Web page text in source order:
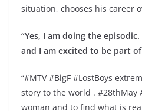
situation, chooses his career
“Yes, I am doing the
and I am excited to be part
“#MTV #BigF #LostBoys
story to the world . #28thMay
woman and to find what is